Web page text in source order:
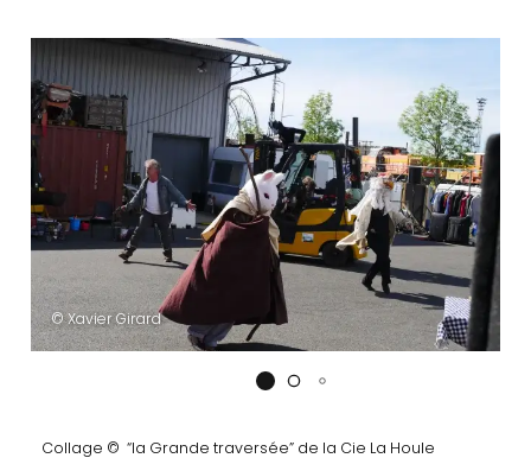
© Xavier Girard
Collage © “la Grande traversée” de la Cie La Houle